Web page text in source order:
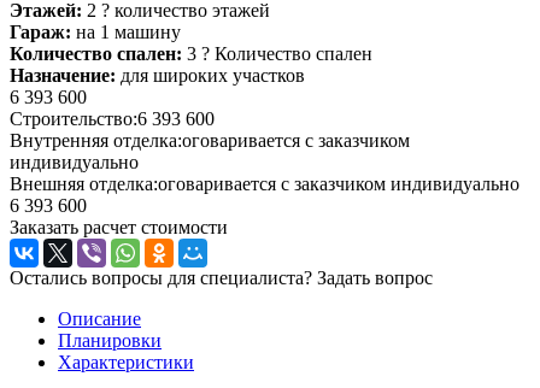
Этажей: 2 ? количество этажей
Гараж: на 1 машину
Количество спален: 3 ? Количество спален
Назначение: для широких участков
6 393 600
Строительство:6 393 600
Внутренняя отделка:оговаривается с заказчиком
индивидуально
Внешняя отделка:оговаривается с заказчиком индивидуально
6 393 600
Заказать расчет стоимости
Остались вопросы для специалиста? Задать вопрос
Описание
Планировки
Характеристики